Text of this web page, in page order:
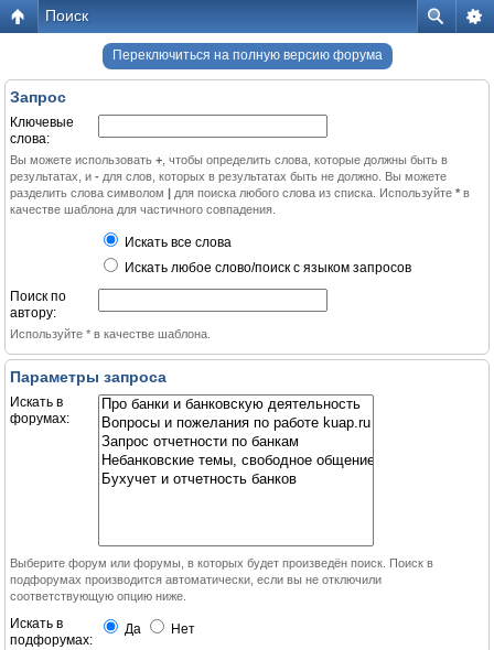
Поиск
Переключиться на полную версию форума
Запрос
Ключевые
слова:
Вы можете использовать + , чтобы определить слова, которые должны быть в
результатах, и - для слов, которых в результатах быть не должно. Вы можете
разделить слова символом | для поиска любого слова из списка. Используйте * в
качестве шаблона для частичного совпадения.
Искать все слова
Искать любое слово/поиск с языком запросов
Поиск по
автору:
Используйте * в качестве шаблона.
Параметры запроса
Искать в
форумах:
Выберите форум или форумы, в которых будет произведён поиск. Поиск в
подфорумах производится автоматически, если вы не отключили
соответствующую опцию ниже.
Искать в
подфорумах:
Да Нет